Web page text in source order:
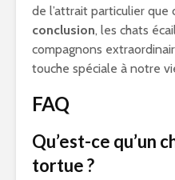
de l’attrait particulier que
conclusion, les chats
compagnons
touche spéciale à notre
FAQ
Qu’est-ce qu’un
tortue ?